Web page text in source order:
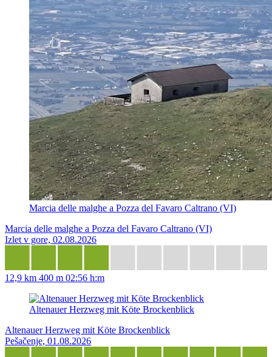
Marcia delle malghe a Pozza del Favaro Caltrano (VI)
Marcia delle malghe a Pozza del Favaro Caltrano (VI)
Izlet v gore, 02.08.2026
12,9 km 400 m 02:56 h:m
Altenauer Herzweg mit Köte Brockenblick
Altenauer Herzweg mit Köte Brockenblick
Pešačenje, 01.08.2026